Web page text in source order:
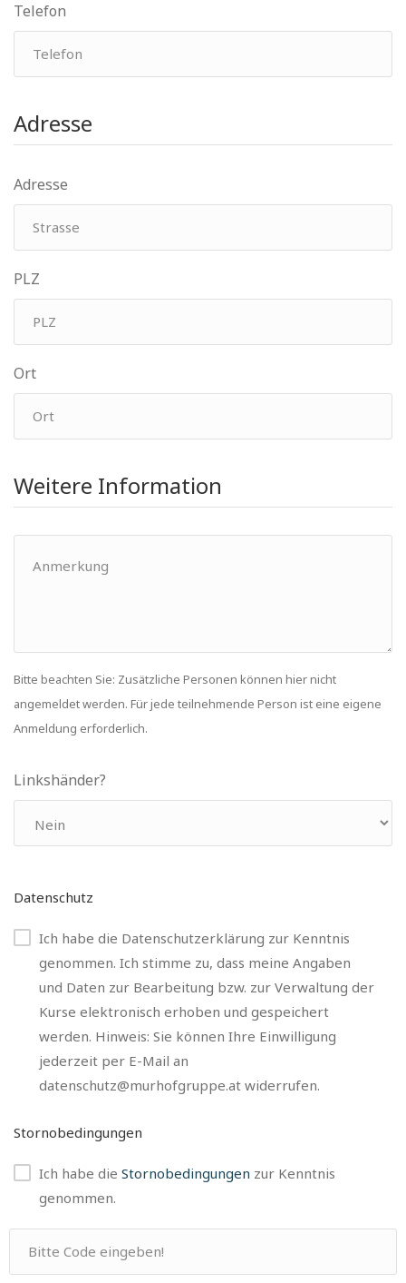
Telefon
Adresse
Adresse
PLZ
Ort
Weitere Information
Bitte beachten Sie: Zusätzliche Personen können hier nicht
angemeldet werden. Für jede teilnehmende Person ist eine eigene
Anmeldung erforderlich.
Linkshänder?
Datenschutz
Ich habe die Datenschutzerklärung zur Kenntnis
genommen. Ich stimme zu, dass meine Angaben
und Daten zur Bearbeitung bzw. zur Verwaltung der
Kurse elektronisch erhoben und gespeichert
werden. Hinweis: Sie können Ihre Einwilligung
jederzeit per E-Mail an
datenschutz@murhofgruppe.at widerrufen.
Stornobedingungen
Ich habe die Stornobedingungen zur Kenntnis
genommen.